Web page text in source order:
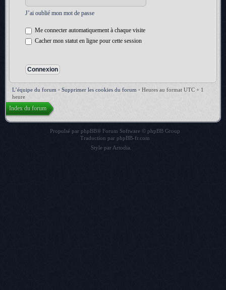
J’ai oublié mon mot de passe
Me connecter automatiquement à chaque visite
Cacher mon statut en ligne pour cette session
L’équipe du forum • Supprimer les cookies du forum • Heures au format UTC + 1
heure
Index du forum
Propulsé par phpBB® Forum Software © phpBB Group
Traduction par phpBB-fr.com
Style par Artodia